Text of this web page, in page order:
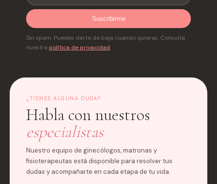
Suscribirme
Sin spam. Puedes darte de baja cuando quieras. Consulta
nuestra política de privacidad.
¿TIENES ALGUNA DUDA?
Habla con nuestros
especialistas
Nuestro equipo de ginecólogos, matronas y
fisioterapeutas está disponible para resolver tus
dudas y acompañarte en cada etapa de tu vida.